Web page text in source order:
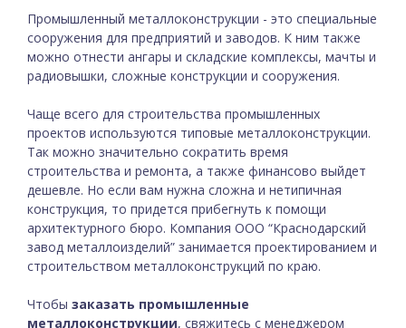
Промышленный металлоконструкции - это специальные
сооружения для предприятий и заводов. К ним также
можно отнести ангары и складские комплексы, мачты и
радиовышки, сложные конструкции и сооружения.
Чаще всего для строительства промышленных
проектов используются типовые металлоконструкции.
Так можно значительно сократить время
строительства и ремонта, а также финансово выйдет
дешевле. Но если вам нужна сложна и нетипичная
конструкция, то придется прибегнуть к помощи
архитектурного бюро. Компания ООО “Краснодарский
завод металлоизделий” занимается проектированием и
строительством металлоконструкций по краю.
Чтобы заказать промышленные
металлоконструкции, свяжитесь с менеджером